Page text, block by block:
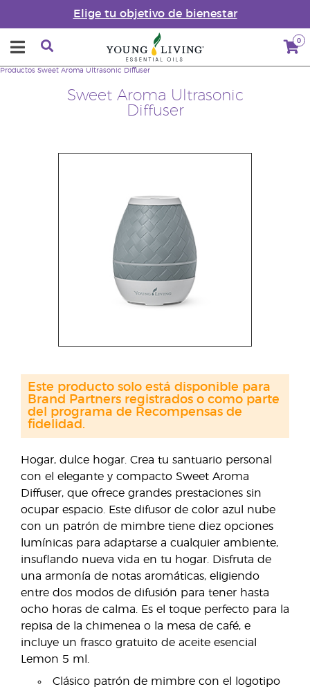
Elige tu objetivo de bienestar
0
Sweet Aroma Ultrasonic
Diffuser
Productos Sweet Aroma Ultrasonic Diffuser
Hogar, dulce hogar. Crea tu santuario personal
con el elegante y compacto Sweet Aroma
Diffuser, que ofrece grandes prestaciones sin
ocupar espacio. Este difusor de color azul nube
con un patrón de mimbre tiene diez opciones
lumínicas para adaptarse a cualquier ambiente,
insuflando nueva vida en tu hogar. Disfruta de
una armonía de notas aromáticas, eligiendo
entre dos modos de difusión para tener hasta
ocho horas de calma. Es el toque perfecto para la
repisa de la chimenea o la mesa de café, e
incluye un frasco gratuito de aceite esencial
Lemon 5 ml.
Clásico patrón de mimbre con el logotipo
Este producto solo está disponible para
Brand Partners registrados o como parte
del programa de Recompensas de
fidelidad.